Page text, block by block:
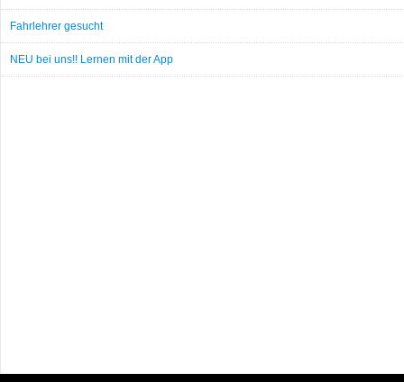
Fahrlehrer gesucht
NEU bei uns!! Lernen mit der App